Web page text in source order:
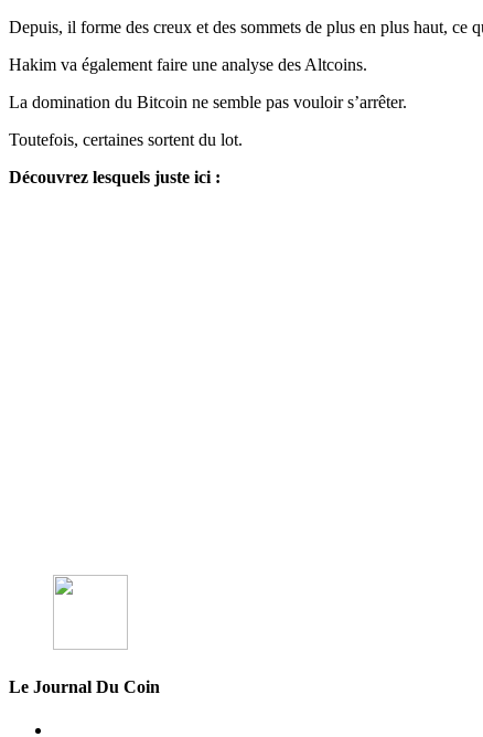
Depuis, il forme des creux et des sommets de plus en plus haut, ce
Hakim va également faire une analyse des Altcoins.
La domination du Bitcoin ne semble pas vouloir s’arrêter.
Toutefois, certaines sortent du lot.
Découvrez lesquels juste ici :
Le Journal Du Coin